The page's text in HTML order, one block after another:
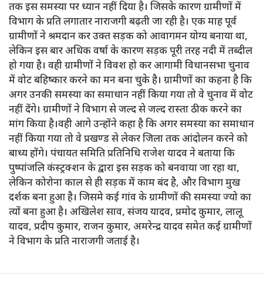
तक इस समस्या पर ध्यान नहीं दिया है। जिसके कारण ग्रामीणों में
विभाग के प्रति लगातार नाराजगी बढ़ती जा रही है। एक माह पूर्व
ग्रामीणों ने श्रमदान कर उक्त सड़क को आवागमन योग्य बनाया था,
लेकिन इस बार अधिक वर्षा के कारण सड़क पूरी तरह नदी में तब्दील
हो गया है। वही ग्रामीणों ने विवश हो कर आगामी विधानसभा चुनाव
में वोट बहिष्कार करने का मन बना चुके है। ग्रामीणों का कहना है कि
अगर उनकी समस्या का समाधान नहीं किया गया तो वे चुनाव में वोट
नहीं देंगे। ग्रामीणों ने विभाग से जल्द से जल्द रास्ता ठीक करने का
मांग किया है।वही आगे उन्होंने कहा है कि अगर समस्या का समाधान
नहीं किया गया तो वे प्रखण्ड से लेकर जिला तक आंदोलन करने को
बाध्य होंगे। पंचायत समिति प्रतिनिधि राजेश यादव ने बताया कि
पुष्पांजलि कंस्ट्रक्शन के द्वारा इस सड़क को बनवाया जा रहा था,
लेकिन कोरोना काल से ही सड़क में काम बंद है, और विभाग मुख
दर्शक बना हुआ है। जिसमे कई गांव के ग्रामीणों की समस्या ज्यो का
त्यों बना हुआ है। अखिलेश साव, संजय यादव, प्रमोद कुमार, लालू
यादव, प्रदीप कुमार, राजन कुमार, अमरेन्द्र यादव समेत कई ग्रामीणों
ने विभाग के प्रति नाराजगी जताई है।